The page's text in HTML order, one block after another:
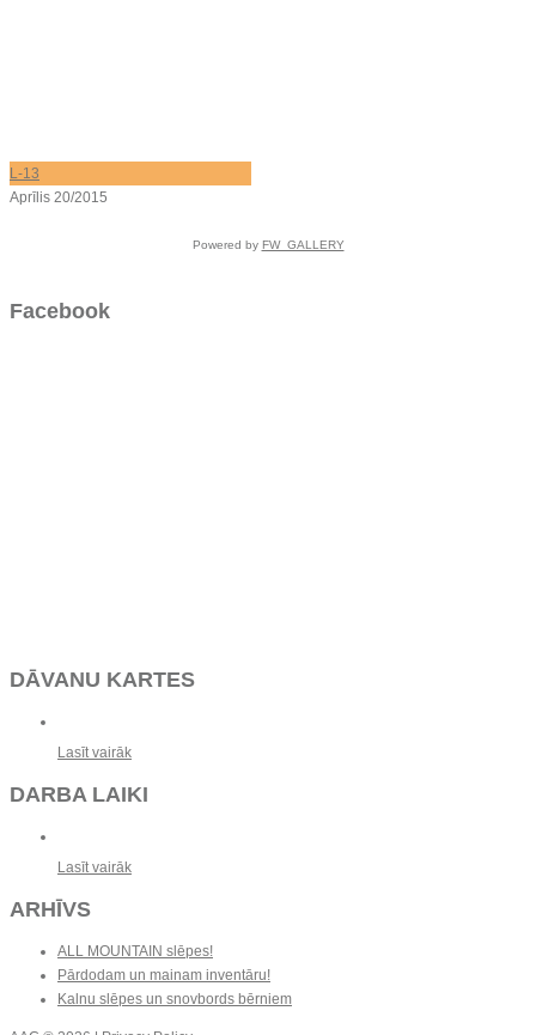
L-13
Aprīlis 20/2015
Powered by FW_GALLERY
Facebook
DĀVANU KARTES
Lasīt vairāk
DARBA LAIKI
Lasīt vairāk
ARHĪVS
ALL MOUNTAIN slēpes!
Pārdodam un mainam inventāru!
Kalnu slēpes un snovbords bērniem